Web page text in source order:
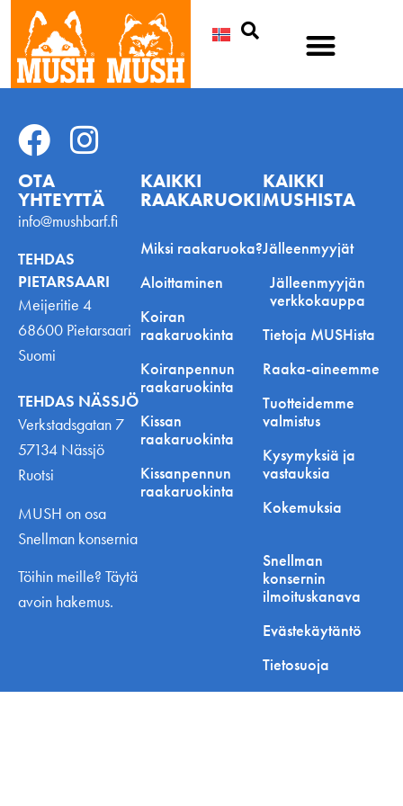
OTA
YHTEYTTÄ
info@mushbarf.fi
TEHDAS
PIETARSAARI
Meijeritie 4
68600 Pietarsaari
Suomi
TEHDAS NÄSSJÖ
Verkstadsgatan 7
57134 Nässjö
Ruotsi
MUSH on osa
Snellman konsernia
Töihin meille? Täytä
avoin hakemus.
KAIKKI
RAAKARUOKINNASTA
Miksi raakaruoka?
Aloittaminen
Koiran
raakaruokinta
Koiranpennun
raakaruokinta
Kissan
raakaruokinta
Kissanpennun
raakaruokinta
KAIKKI
MUSHISTA
Jälleenmyyjät
Jälleenmyyjän
verkkokauppa
Tietoja MUSHista
Raaka-aineemme
Tuotteidemme
valmistus
Kysymyksiä ja
vastauksia
Kokemuksia
Snellman
konsernin
ilmoituskanava
Evästekäytäntö
Tietosuoja